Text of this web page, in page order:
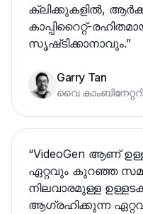
ക്ലിക്കുകളിൽ,
കാപ്പിറൈറ്റ്-
സൃഷ്‌ടിക്കാനാവും.”
Garry Tan
വൈ
“VideoGen ആണ്
ഏറ്റവും കുറഞ്ഞ
നിലവാരമുള്ള
ആഗ്രഹിക്കുന്ന